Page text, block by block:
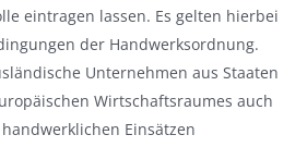
eintragen lassen. Es gelten hierbei
der Handwerksordnung.
Unternehmen aus Staaten
Wirtschaftsraumes auch
Einsätzen